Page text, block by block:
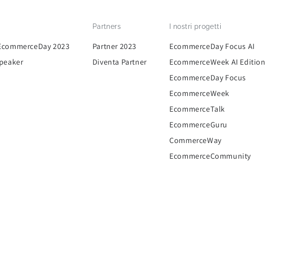
2023
Partners
Partner 2023
Diventa Partner
I nostri progetti
EcommerceDay Focus AI
EcommerceWeek AI Edition
EcommerceDay Focus
EcommerceWeek
EcommerceTalk
EcommerceGuru
CommerceWay
EcommerceCommunity